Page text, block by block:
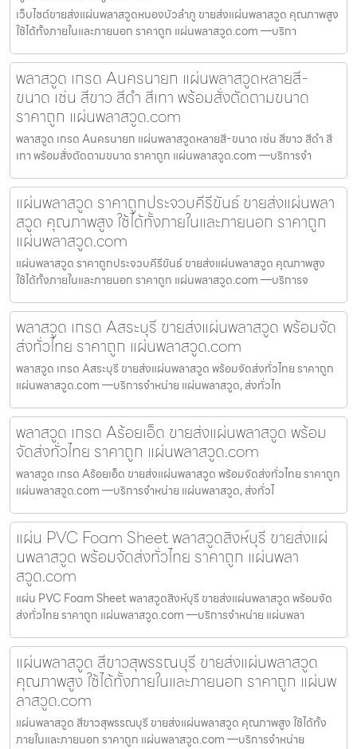
เว็บไซต์ขายส่งแผ่นพลาสวูดหนองบัวลำภู ขายส่งแผ่นพลาสวูด คุณภาพสูง
ใช้ได้ทั้งภายในและภายนอก ราคาถูก แผ่นพลาสวูด.com —บริกา
พลาสวูด เกรด Aนครนายก แผ่นพลาสวูดหลายสี-
ขนาด เช่น สีขาว สีดำ สีเทา พร้อมสั่งตัดตามขนาด
ราคาถูก แผ่นพลาสวูด.com
พลาสวูด เกรด Aนครนายก แผ่นพลาสวูดหลายสี-ขนาด เช่น สีขาว สีดำ สี
เทา พร้อมสั่งตัดตามขนาด ราคาถูก แผ่นพลาสวูด.com —บริการจำ
แผ่นพลาสวูด ราคาถูกประจวบคีรีขันธ์ ขายส่งแผ่นพลา
สวูด คุณภาพสูง ใช้ได้ทั้งภายในและภายนอก ราคาถูก
แผ่นพลาสวูด.com
แผ่นพลาสวูด ราคาถูกประจวบคีรีขันธ์ ขายส่งแผ่นพลาสวูด คุณภาพสูง
ใช้ได้ทั้งภายในและภายนอก ราคาถูก แผ่นพลาสวูด.com —บริการจ
พลาสวูด เกรด Aสระบุรี ขายส่งแผ่นพลาสวูด พร้อมจัด
ส่งทั่วไทย ราคาถูก แผ่นพลาสวูด.com
พลาสวูด เกรด Aสระบุรี ขายส่งแผ่นพลาสวูด พร้อมจัดส่งทั่วไทย ราคาถูก
แผ่นพลาสวูด.com —บริการจำหน่าย แผ่นพลาสวูด, ส่งทั่วไท
พลาสวูด เกรด Aร้อยเอ็ด ขายส่งแผ่นพลาสวูด พร้อม
จัดส่งทั่วไทย ราคาถูก แผ่นพลาสวูด.com
พลาสวูด เกรด Aร้อยเอ็ด ขายส่งแผ่นพลาสวูด พร้อมจัดส่งทั่วไทย ราคาถูก
แผ่นพลาสวูด.com —บริการจำหน่าย แผ่นพลาสวูด, ส่งทั่วไ
แผ่น PVC Foam Sheet พลาสวูดสิงห์บุรี ขายส่งแผ่
นพลาสวูด พร้อมจัดส่งทั่วไทย ราคาถูก แผ่นพลา
สวูด.com
แผ่น PVC Foam Sheet พลาสวูดสิงห์บุรี ขายส่งแผ่นพลาสวูด พร้อมจัด
ส่งทั่วไทย ราคาถูก แผ่นพลาสวูด.com —บริการจำหน่าย แผ่นพลา
แผ่นพลาสวูด สีขาวสุพรรณบุรี ขายส่งแผ่นพลาสวูด
คุณภาพสูง ใช้ได้ทั้งภายในและภายนอก ราคาถูก แผ่นพ
ลาสวูด.com
แผ่นพลาสวูด สีขาวสุพรรณบุรี ขายส่งแผ่นพลาสวูด คุณภาพสูง ใช้ได้ทั้ง
ภายในและภายนอก ราคาถูก แผ่นพลาสวูด.com —บริการจำหน่าย